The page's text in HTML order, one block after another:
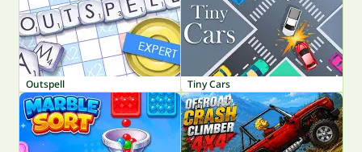
Outspell Tiny Cars